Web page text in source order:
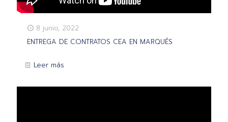
8 junio, 2022
ENTREGA DE CONTRATOS CEA EN MARQUÉS
Leer más